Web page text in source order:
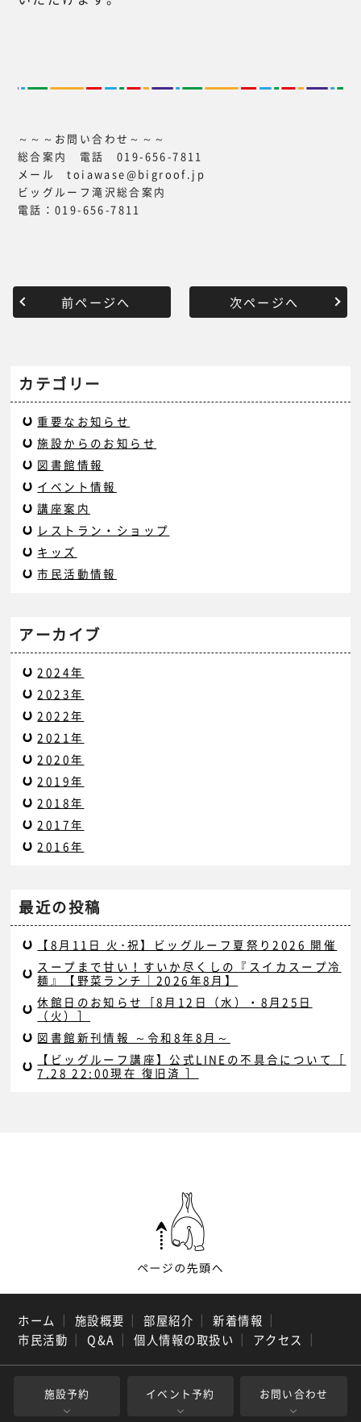
～～～お問い合わせ～～～
総合案内 電話 019-656-7811
メール toiawase@bigroof.jp
ビッグルーフ滝沢総合案内
電話：019-656-7811
前ページへ 次ページへ
カテゴリー
重要なお知らせ
施設からのお知らせ
図書館情報
イベント情報
講座案内
レストラン・ショップ
キッズ
市民活動情報
アーカイブ
2024年
2023年
2022年
2021年
2020年
2019年
2018年
2017年
2016年
最近の投稿
【8月11日 火･祝】ビッグルーフ夏祭り2026 開催
スープまで甘い！すいか尽くしの『スイカスープ冷
麺』【野菜ランチ｜2026年8月】
休館日のお知らせ［8月12日（水）・8月25日
（火）］
図書館新刊情報 ～令和8年8月～
【ビッグルーフ講座】公式LINEの不具合について［
7.28 22:00現在 復旧済 ］
ホーム ｜ 施設概要 ｜ 部屋紹介 ｜ 新着情報 ｜
市民活動 ｜ Q&A ｜ 個人情報の取扱い ｜ アクセス ｜
施設予約 イベント予約 お問い合わせ